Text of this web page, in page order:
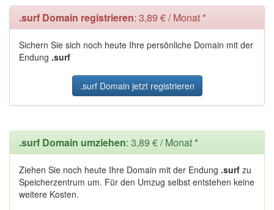
.surf Domain registrieren: 3,89 € / Monat *
Sichern Sie sich noch heute Ihre persönliche Domain mit der
Endung .surf
.surf Domain jetzt registrieren
.surf Domain umziehen: 3,89 € / Monat *
Ziehen Sie noch heute Ihre Domain mit der Endung .surf zu
Speicherzentrum um. Für den Umzug selbst entstehen keine
weitere Kosten.